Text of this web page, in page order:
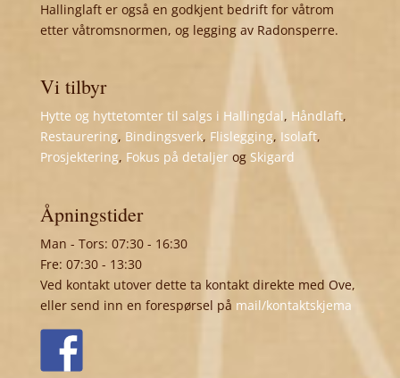
Hallinglaft er også en godkjent bedrift for våtrom
etter våtromsnormen, og legging av Radonsperre.
Vi tilbyr
Hytte og hyttetomter til salgs i Hallingdal, Håndlaft,
Restaurering, Bindingsverk, Flislegging, Isolaft,
Prosjektering, Fokus på detaljerog Skigard
Åpningstider
Man - Tors: 07:30 - 16:30
Fre: 07:30 - 13:30
Ved kontakt utover dette ta kontakt direkte med Ove,
eller send inn en forespørsel på mail/kontaktskjema